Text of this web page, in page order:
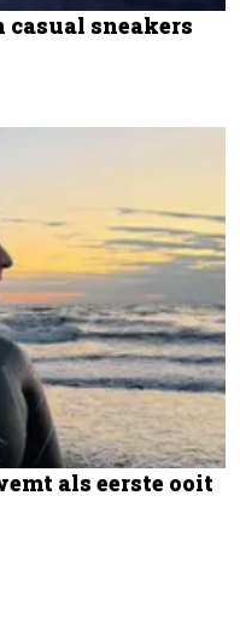
casual sneakers
als eerste ooit